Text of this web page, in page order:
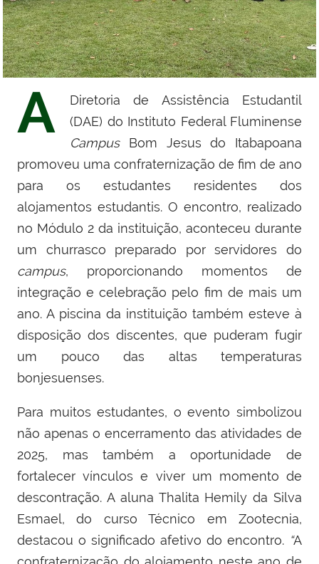
A
Diretoria de Assistência Estudantil
(DAE) do Instituto Federal Fluminense
CampusBom Jesus do Itabapoana
promoveu uma confraternização de fim de ano
para os estudantes residentes dos
alojamentos estudantis. O encontro, realizado
no Módulo 2 da instituição, aconteceu durante
um churrasco preparado por servidores do
campus, proporcionando momentos de
integração e celebração pelo fim de mais um
ano. A piscina da instituição também esteve à
disposição dos discentes, que puderam fugir
um pouco das altas temperaturas
bonjesuenses.
Para muitos estudantes, o evento simbolizou
não apenas o encerramento das atividades de
2025, mas também a oportunidade de
fortalecer vínculos e viver um momento de
descontração. A aluna Thalita Hemily da Silva
Esmael, do curso Técnico em Zootecnia,
destacou o significado afetivo do encontro. “A